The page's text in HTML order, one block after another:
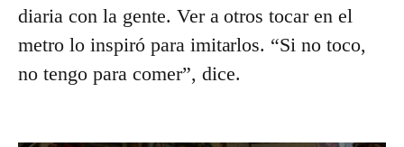
diaria con la gente. Ver a otros tocar en el
metro lo inspiró para imitarlos. “Si no toco,
no tengo para comer”, dice.